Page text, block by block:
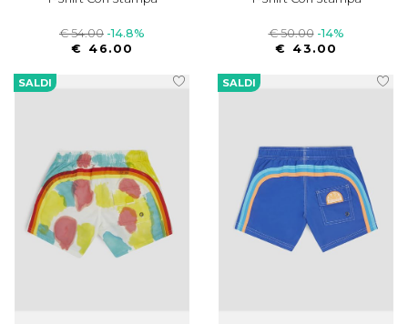
€ 54.00 -14.8%
€ 46.00
€ 50.00 -14%
€ 43.00
SALDI SALDI